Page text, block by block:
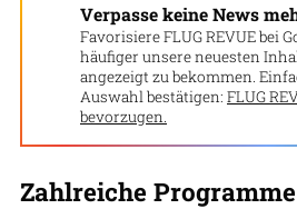
Verpasse keine News
Favorisiere FLUG REVUE bei
häufiger unsere neuesten
angezeigt zu bekommen.
Auswahl bestätigen: FLUG
bevorzugen.
Zahlreiche Programme